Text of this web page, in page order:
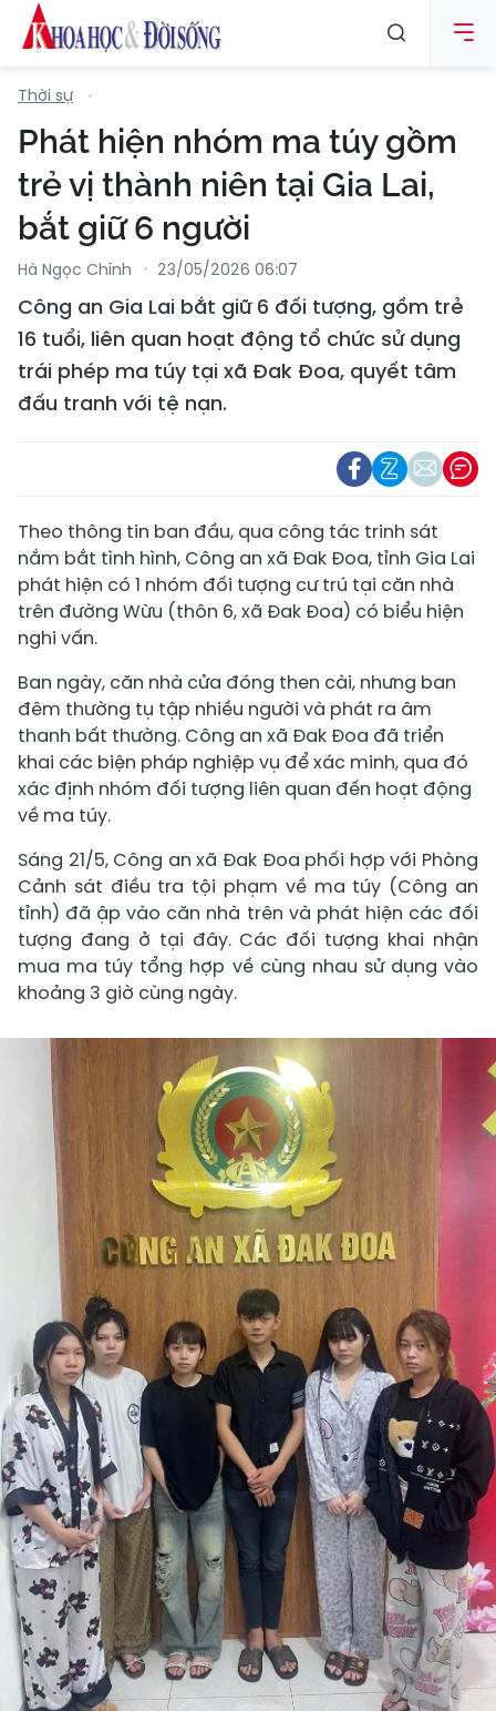
Thời sự
Phát hiện nhóm ma túy gồm
trẻ vị thành niên tại Gia Lai,
bắt giữ 6 người
Hà Ngọc Chính 23/05/2026 06:07
Công an Gia Lai bắt giữ 6 đối tượng, gồm trẻ
16 tuổi, liên quan hoạt động tổ chức sử dụng
trái phép ma túy tại xã Đak Đoa, quyết tâm
đấu tranh với tệ nạn.
Theo thông tin ban đầu, qua công tác trinh sát
nắm bắt tình hình, Công an xã Đak Đoa, tỉnh Gia Lai
phát hiện có 1 nhóm đối tượng cư trú tại căn nhà
trên đường Wừu (thôn 6, xã Đak Đoa) có biểu hiện
nghi vấn.
Ban ngày, căn nhà cửa đóng then cài, nhưng ban
đêm thường tụ tập nhiều người và phát ra âm
thanh bất thường. Công an xã Đak Đoa đã triển
khai các biện pháp nghiệp vụ để xác minh, qua đó
xác định nhóm đối tượng liên quan đến hoạt động
về ma túy.
Sáng 21/5, Công an xã Đak Đoa phối hợp với Phòng
Cảnh sát điều tra tội phạm về ma túy (Công an
tỉnh) đã ập vào căn nhà trên và phát hiện các đối
tượng đang ở tại đây. Các đối tượng khai nhận
mua ma túy tổng hợp về cùng nhau sử dụng vào
khoảng 3 giờ cùng ngày.